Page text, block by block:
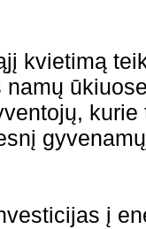
kvietimą
į